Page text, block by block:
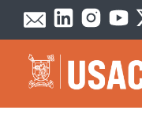
Pasar al contenido